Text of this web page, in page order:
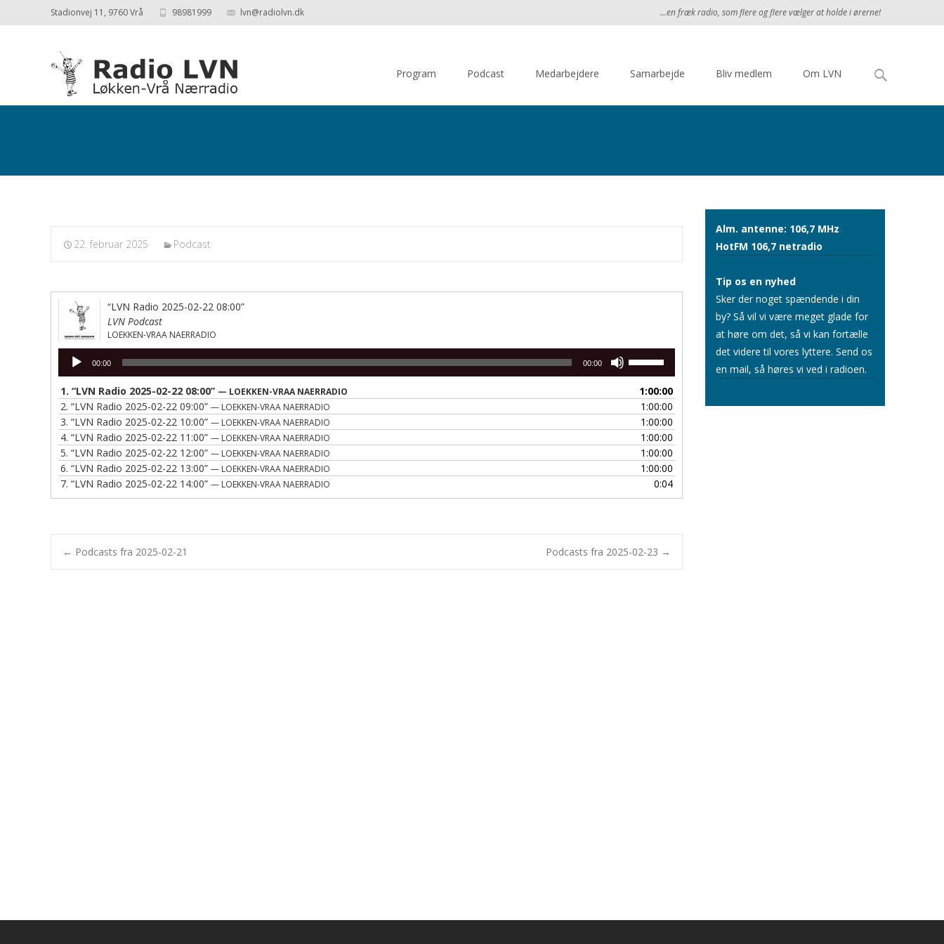
Stadionvej 11, 9760 Vrå 98981999 lvn@radiolvn.dk ...en fræk radio, som flere og flere vælger at holde i ørerne!
Program Podcast Medarbejdere Samarbejde Bliv medlem Om LVN
Søg
efter:
22. februar 2025 Podcast
“LVN Radio 2025-02-22 08:00”
LVN Podcast
LOEKKEN-VRAA NAERRADIO
Lydafspiller
00:00 00:00
for
at
skrue
op
eller
ned
lyden.
1. “LVN Radio 2025-02-22 08:00” — LOEKKEN-VRAA NAERRADIO
1:00:00
2. “LVN Radio 2025-02-22 09:00” — LOEKKEN-VRAA NAERRADIO
1:00:00
3. “LVN Radio 2025-02-22 10:00” — LOEKKEN-VRAA NAERRADIO
1:00:00
4. “LVN Radio 2025-02-22 11:00” — LOEKKEN-VRAA NAERRADIO
1:00:00
5. “LVN Radio 2025-02-22 12:00” — LOEKKEN-VRAA NAERRADIO
1:00:00
6. “LVN Radio 2025-02-22 13:00” — LOEKKEN-VRAA NAERRADIO
1:00:00
7. “LVN Radio 2025-02-22 14:00” — LOEKKEN-VRAA NAERRADIO 0:04
Post
← Podcasts fra 2025-02-21 Podcasts fra 2025-02-23 →
Alm. antenne: 106,7 MHz
HotFM 106,7 netradio
Tip os en nyhed
Sker der noget spændende i din
by? Så vil vi være meget glade for
at høre om det, så vi kan fortælle
det videre til vores lyttere. Send os
en mail, så høres vi ved i radioen.